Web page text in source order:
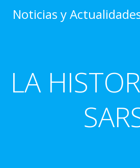
Noticias y
LA